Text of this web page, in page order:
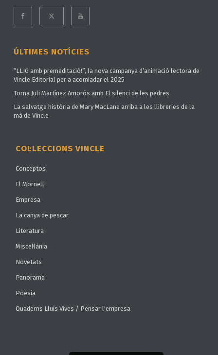
ÚLTIMES NOTÍCIES
“LLIG amb premeditació!”, la nova campanya d’animació lectora de
Vincle Editorial per a acomiadar el 2025
Torna Juli Martínez Amorós amb El silenci de les pedres
La salvatge història de Mary MacLane arriba a les llibreries de la
mà de Vincle
COL·LECCIONS VINCLE
Conceptos
El Mornell
Empresa
La canya de pescar
Literatura
Miscel·lània
Novetats
Panorama
Poesia
Quaderns Lluís Vives / Pensar l'empresa